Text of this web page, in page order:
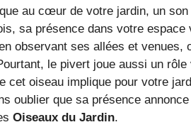
au cœur de votre jardin, un
sa présence dans votre
observant ses allées et
le pivert joue aussi un
oiseau implique pour votre
oublier que sa présence
Oiseaux du Jardin.